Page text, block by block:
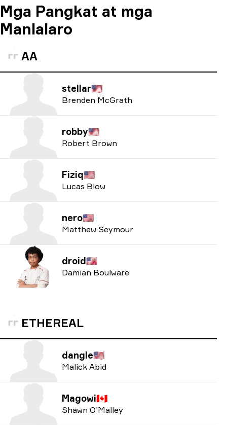
Mga Pangkat at mga
Manlalaro
AA
stellar🇺🇸
Brenden McGrath
robby🇺🇸
Robert Brown
Fiziq🇺🇸
Lucas Blow
nero🇺🇸
Matthew Seymour
droid🇺🇸
Damian Boulware
ETHEREAL
dangle🇺🇸
Malick Abid
Magowi🇨🇦
Shawn O'Malley